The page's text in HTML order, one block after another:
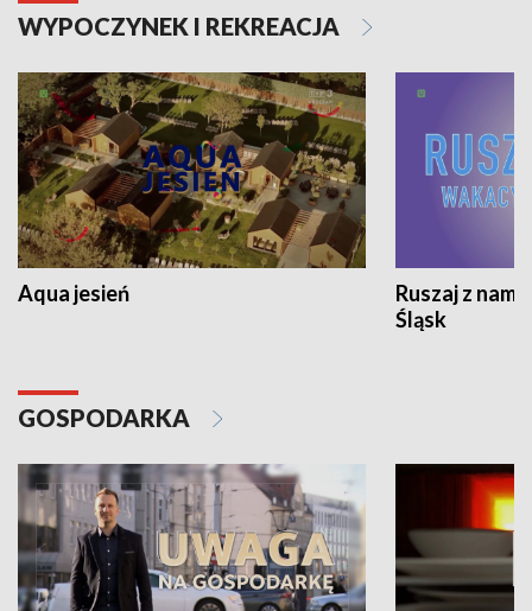
WYPOCZYNEK I REKREACJA
Aqua jesień
Ruszaj z
Śląsk
GOSPODARKA